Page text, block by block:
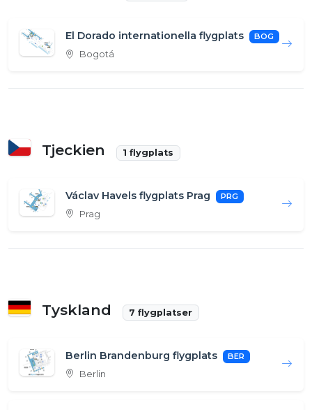
El Dorado internationella flygplats BOG
Bogotá
Tjeckien 1 flygplats
Václav Havels flygplats Prag PRG
Prag
Tyskland 7 flygplatser
Berlin Brandenburg flygplats BER
Berlin